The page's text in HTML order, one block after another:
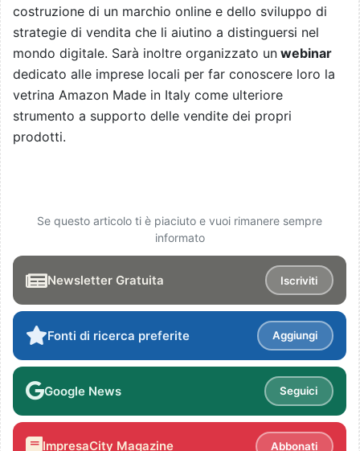
costruzione di un marchio online e dello sviluppo di
strategie di vendita che li aiutino a distinguersi nel
mondo digitale. Sarà inoltre organizzato un webinar
dedicato alle imprese locali per far conoscere loro la
vetrina Amazon Made in Italy come ulteriore
strumento a supporto delle vendite dei propri
prodotti.
Se questo articolo ti è piaciuto e vuoi rimanere sempre
informato
Newsletter Gratuita Iscriviti
Fonti di ricerca preferite Aggiungi
Google News Seguici
ImpresaCity Magazine Abbonati